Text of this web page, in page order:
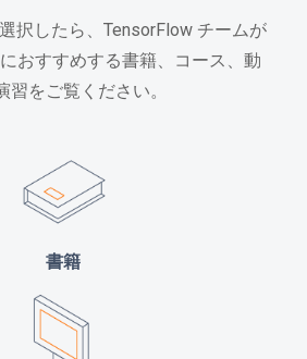
択したら、TensorFlow チームが
おすすめする書籍、コース、動
習をご覧ください。
書籍